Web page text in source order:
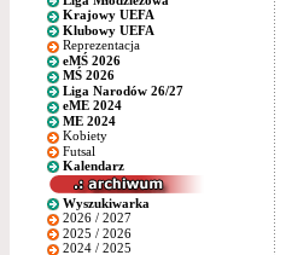
Krajowy UEFA
Klubowy UEFA
Reprezentacja
eMŚ 2026
MŚ 2026
Liga Narodów 26/27
eME 2024
ME 2024
Kobiety
Futsal
Kalendarz
Wyszukiwarka
2026 / 2027
2025 / 2026
2024 / 2025